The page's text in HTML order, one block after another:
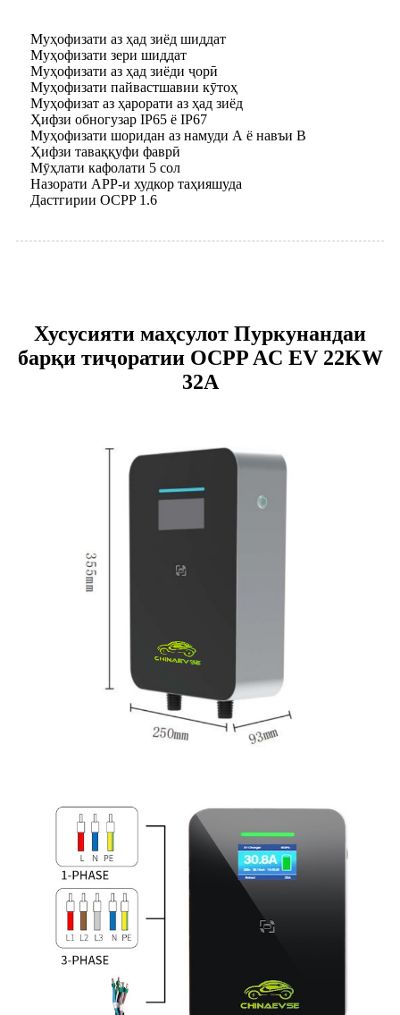
Муҳофизати аз ҳад зиёд шиддат
Муҳофизати зери шиддат
Муҳофизати аз ҳад зиёди ҷорӣ
Муҳофизати пайвастшавии кӯтоҳ
Муҳофизат аз ҳарорати аз ҳад зиёд
Ҳифзи обногузар IP65 ё IP67
Муҳофизати шоридан аз намуди А ё навъи В
Ҳифзи таваққуфи фаврӣ
Мӯҳлати кафолати 5 сол
Назорати APP-и худкор таҳияшуда
Дастгирии OCPP 1.6
Хусусияти маҳсулот Пуркунандаи
барқи тиҷоратии OCPP AC EV 22KW
32A